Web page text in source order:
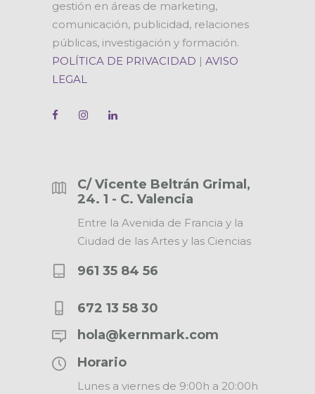
gestión en áreas de marketing,
comunicación, publicidad, relaciones
públicas, investigación y formación.
POLÍTICA DE PRIVACIDAD | AVISO
LEGAL
C/ Vicente Beltrán Grimal,
24. 1 - C. Valencia
Entre la Avenida de Francia y la
Ciudad de las Artes y las Ciencias
961 35 84 56
672 13 58 30
hola@kernmark.com
Horario
Lunes a viernes de 9:00h a 20:00h